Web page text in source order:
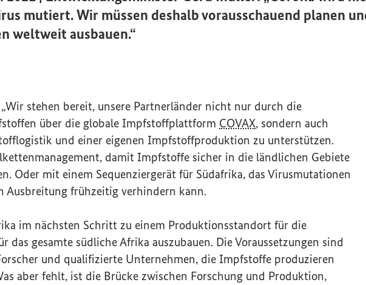
mutiert. Wir müssen deshalb vorausschauend planen
ausbauen.“
stehen bereit, unsere Partnerländer nicht nur durch die
über die globale Impfstoffplattform COVAX, sondern auch
und einer eigenen Impfstoffproduktion zu unterstützen.
damit Impfstoffe sicher in die ländlichen Gebiete
Oder mit einem Sequenziergerät für Südafrika, das Virusmutationen
Ausbreitung frühzeitig verhindern kann.
im nächsten Schritt zu einem Produktionsstandort für die
gesamte südliche Afrika auszubauen. Die Voraussetzungen sind
und qualifizierte Unternehmen, die Impfstoffe produzieren
aber fehlt, ist die Brücke zwischen Forschung und Produktion,